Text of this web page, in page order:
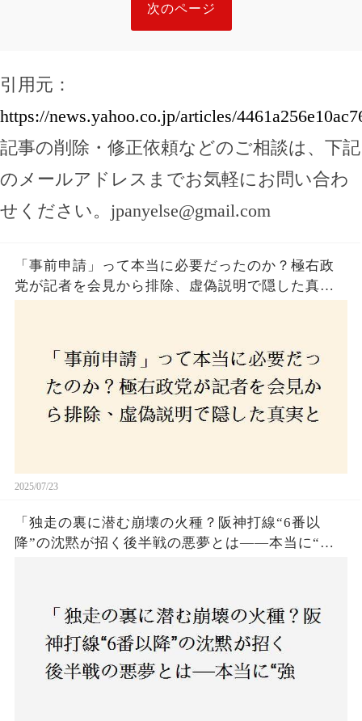
次のページ
引用元：
https://news.yahoo.co.jp/articles/
記事の削除・修正依頼などのご相談は、下記
のメールアドレスまでお気軽にお問い合わ
せください。 jpanyelse@gmail.com
「事前申請」って本当に必要だったのか？極右政
党が記者を会見から排除、虚偽説明で隠した真実
2025/07/23
「独走の裏に潜む崩壊の火種？阪神打線“6番以
降”の沈黙が招く後半戦の悪夢とは——本当に“強